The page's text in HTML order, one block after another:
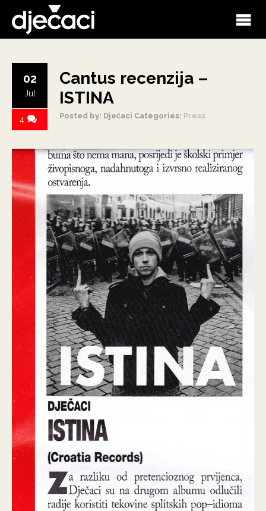
Cantus recenzija –
ISTINA
Posted by: Dječaci Categories: Press
02
Jul
4